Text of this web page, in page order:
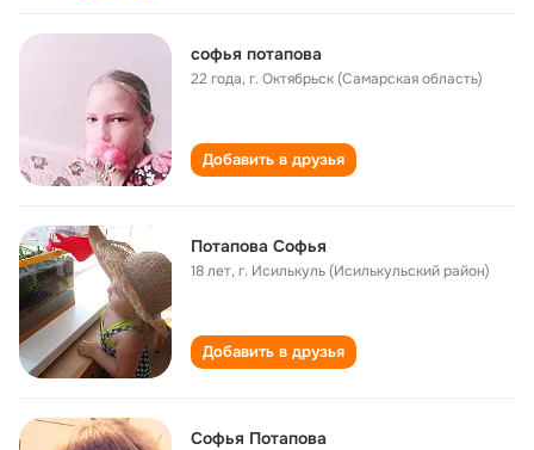
софья потапова
22 года,г. Октябрьск (Самарская область)
Добавить в друзья
Потапова Софья
18 лет,г. Исилькуль (Исилькульский район)
Добавить в друзья
Софья Потапова